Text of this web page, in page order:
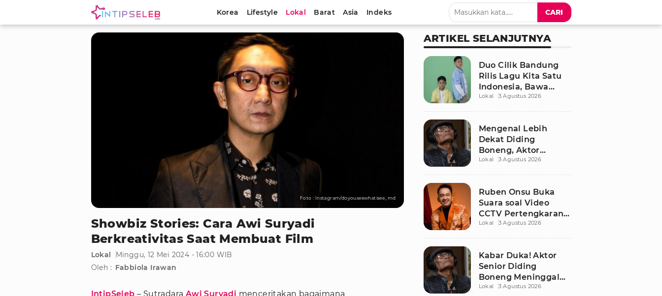
Korea Lifestyle Lokal Barat Asia Indeks CARI
Foto : Instagram/doyouseewhatisee_md
Showbiz Stories: Cara Awi Suryadi
Berkreativitas Saat Membuat Film
Lokal
Minggu, 12 Mei 2024 - 16:00 WIB
Oleh : Fabbiola Irawan
IntipSeleb – Sutradara Awi Suryadi menceritakan bagaimana
ARTIKEL SELANJUTNYA
Duo Cilik Bandung
Rilis Lagu Kita Satu
Indonesia, Bawa
Pesan Persatuan
Lokal 3 Agustus 2026
Mengenal Lebih
Dekat Diding
Boneng, Aktor
Legendaris yang
Lokal 3 Agustus 2026
Ruben Onsu Buka
Suara soal Video
CCTV Pertengkaran
dengan Sarwendah,
Lokal 3 Agustus 2026
Kabar Duka! Aktor
Senior Diding
Boneng Meninggal
Dunia
Lokal 3 Agustus 2026